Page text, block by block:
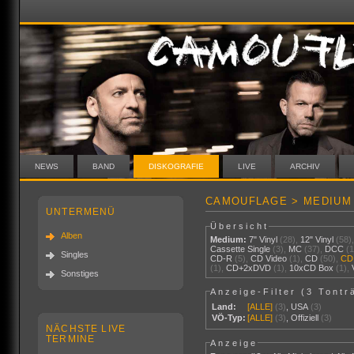
NEWS BAND DISKOGRAFIE LIVE ARCHIV
UNTERMENÜ
Alben
Singles
Sonstiges
NÄCHSTE LIVE
TERMINE
CAMOUFLAGE >
Übersicht
Medium: 7" Vinyl (28), 12" Vinyl
Cassette Single (3), MC (37), DCC
CD-R (5),CD Video (1),CD (50),
(1),CD+2xDVD (1), 10xCD Box (1),
Anzeige-Filter (3
Land:
[ALLE] (3) USA (3)
VÖ-Typ: [ALLE] (3) ,Offiziell (3)
Anzeige